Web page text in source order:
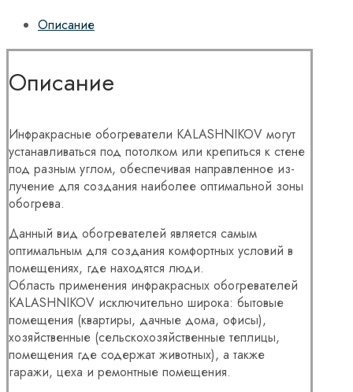
Описание
Описание
Инфракрасные обогреватели KALASHNIKOV могут
устанавливаться под потолком или крепиться к стене
под разным углом, обеспечивая направленное из-
лучение для создания наиболее оптимальной зоны
обогрева.
Данный вид обогревателей является самым
оптимальным для создания комфортных условий в
помещениях, где находятся люди.
Область применения инфракрасных обогревателей
KALASHNIKOV исключительно широка: бытовые
помещения (квартиры, дачные дома, офисы),
хозяйственные (сельскохозяйственные теплицы,
помещения где содержат животных), а также
гаражи, цеха и ремонтные помещения.